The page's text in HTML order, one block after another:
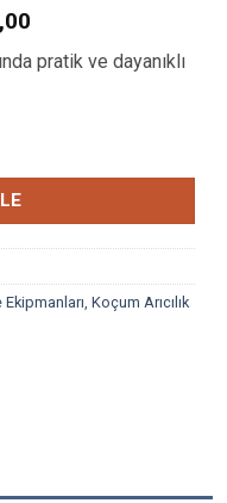
pratik ve dayanıklı
, Koçum Arıcılık